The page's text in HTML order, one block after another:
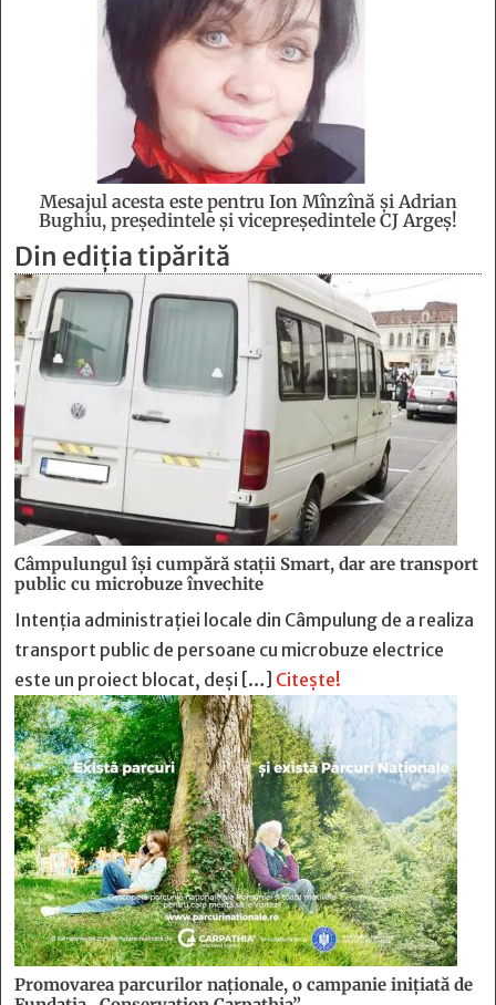
Mesajul acesta este pentru Ion Mînzînă şi Adrian
Bughiu, preşedintele şi vicepreşedintele CJ Argeş!
Din ediția tipărită
Câmpulungul îşi cumpără staţii Smart, dar are transport
public cu microbuze învechite
Intenția administrației locale din Câmpulung de a realiza
transport public de persoane cu microbuze electrice
este un proiect blocat, deși […] Citește!
Promovarea parcurilor naționale, o campanie inițiată de